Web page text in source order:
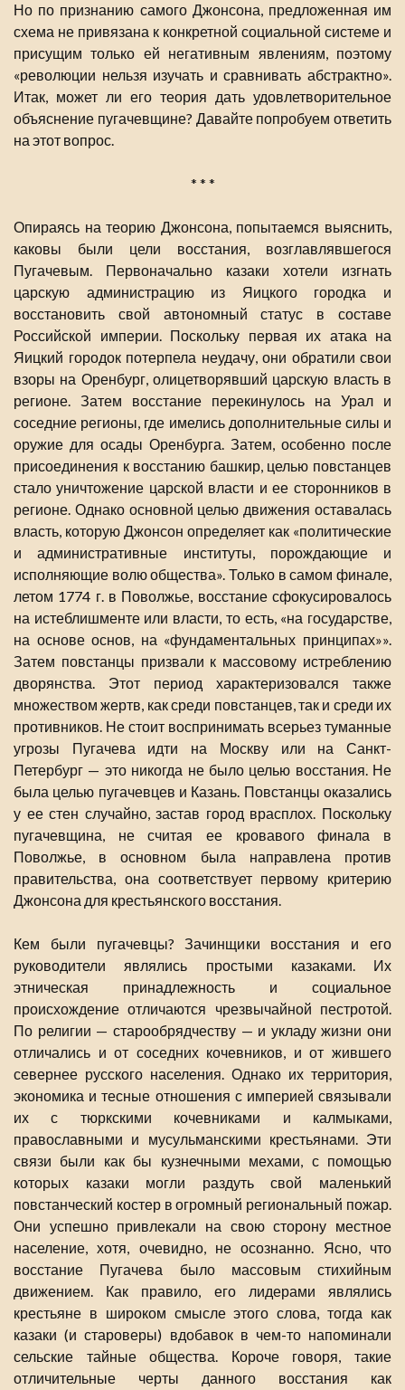
Но по признанию самого Джонсона, предложенная им
схема не привязана к конкретной социальной системе и
присущим только ей негативным явлениям, поэтому
«революции нельзя изучать и сравнивать абстрактно».
Итак, может ли его теория дать удовлетворительное
объяснение пугачевщине? Давайте попробуем ответить
на этот вопрос.
* * *
Опираясь на теорию Джонсона, попытаемся выяснить,
каковы были цели восстания, возглавлявшегося
Пугачевым. Первоначально казаки хотели изгнать
царскую администрацию из Яицкого городка и
восстановить свой автономный статус в составе
Российской империи. Поскольку первая их атака на
Яицкий городок потерпела неудачу, они обратили свои
взоры на Оренбург, олицетворявший царскую власть в
регионе. Затем восстание перекинулось на Урал и
соседние регионы, где имелись дополнительные силы и
оружие для осады Оренбурга. Затем, особенно после
присоединения к восстанию башкир, целью повстанцев
стало уничтожение царской власти и ее сторонников в
регионе. Однако основной целью движения оставалась
власть, которую Джонсон определяет как «политические
и административные институты, порождающие и
исполняющие волю общества». Только в самом финале,
летом 1774 г. в Поволжье, восстание сфокусировалось
на истеблишменте или власти, то есть, «на государстве,
на основе основ, на «фундаментальных принципах»».
Затем повстанцы призвали к массовому истреблению
дворянства. Этот период характеризовался также
множеством жертв, как среди повстанцев, так и среди их
противников. Не стоит воспринимать всерьез туманные
угрозы Пугачева идти на Москву или на Санкт-
Петербург — это никогда не было целью восстания. Не
была целью пугачевцев и Казань. Повстанцы оказались
у ее стен случайно, застав город врасплох. Поскольку
пугачевщина, не считая ее кровавого финала в
Поволжье, в основном была направлена против
правительства, она соответствует первому критерию
Джонсона для крестьянского восстания.
Кем были пугачевцы? Зачинщики восстания и его
руководители являлись простыми казаками. Их
этническая принадлежность и социальное
происхождение отличаются чрезвычайной пестротой.
По религии — старообрядчеству — и укладу жизни они
отличались и от соседних кочевников, и от жившего
севернее русского населения. Однако их территория,
экономика и тесные отношения с империей связывали
их с тюркскими кочевниками и калмыками,
православными и мусульманскими крестьянами. Эти
связи были как бы кузнечными мехами, с помощью
которых казаки могли раздуть свой маленький
повстанческий костер в огромный региональный пожар.
Они успешно привлекали на свою сторону местное
население, хотя, очевидно, не осознанно. Ясно, что
восстание Пугачева было массовым стихийным
движением. Как правило, его лидерами являлись
крестьяне в широком смысле этого слова, тогда как
казаки (и староверы) вдобавок в чем-то напоминали
сельские тайные общества. Короче говоря, такие
отличительные черты данного восстания как